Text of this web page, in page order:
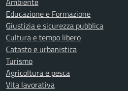
Educazione e Formazione
Giustizia e sicurezza pubblica
Cultura e tempo libero
Catasto e urbanistica
Turismo
Agricoltura e pesca
Vita lavorativa